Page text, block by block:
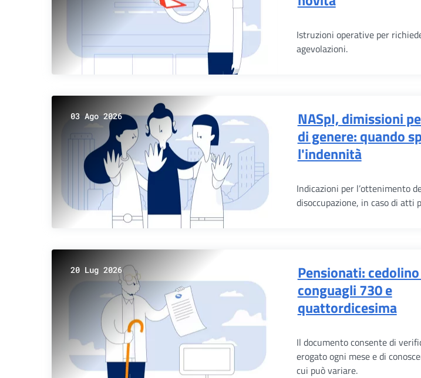
Istruzioni operative per
agevolazioni.
03 Ago 2026
NASpI, dimissioni
di genere: quando
l'indennità
Indicazioni per l’ottenimento
disoccupazione, in caso di atti
20 Lug 2026
Pensionati:
conguagli 730 e
quattordicesima
Il documento consente di
erogato ogni mese e di
cui può variare.